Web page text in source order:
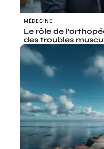
MÉDECINE
Le rôle de
des troubles